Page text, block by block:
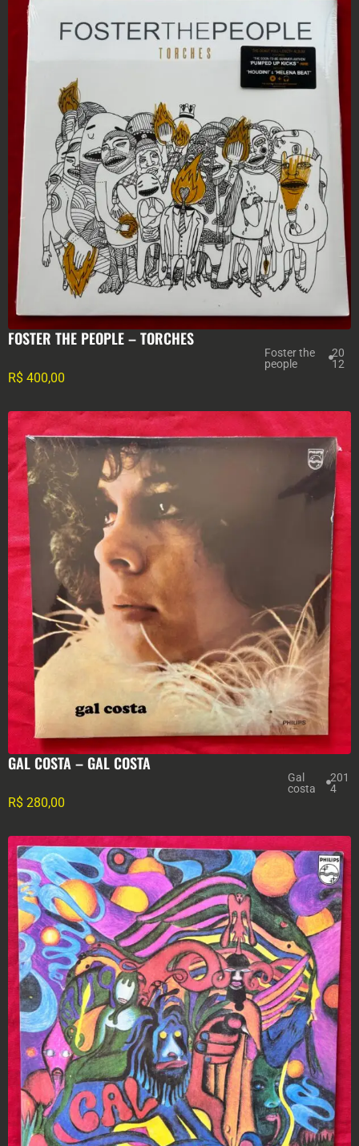
FOSTER THE PEOPLE – TORCHES
Foster the
people
20
12
R$ 400,00
GAL COSTA – GAL COSTA
Gal
costa
201
4
R$ 280,00